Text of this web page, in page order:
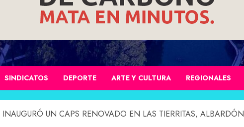
SINDICATOS DEPORTE ARTE Y CULTURA REGIONALES
UN CAPS RENOVADO EN LAS TIERRITAS, ALBARDÓN